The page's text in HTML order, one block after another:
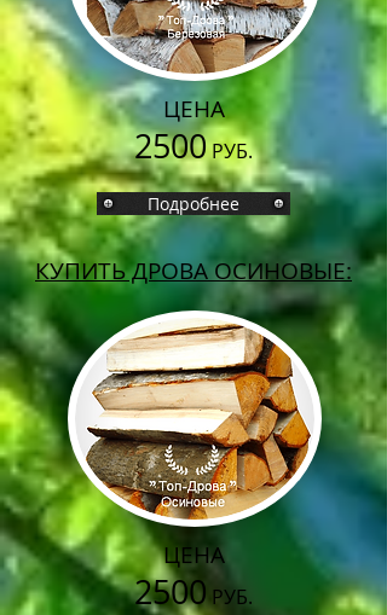
ЦЕНА
2500 РУБ.
Подробнее
КУПИТЬ ДРОВА ОСИНОВЫЕ:
ЦЕНА
2500 РУБ.